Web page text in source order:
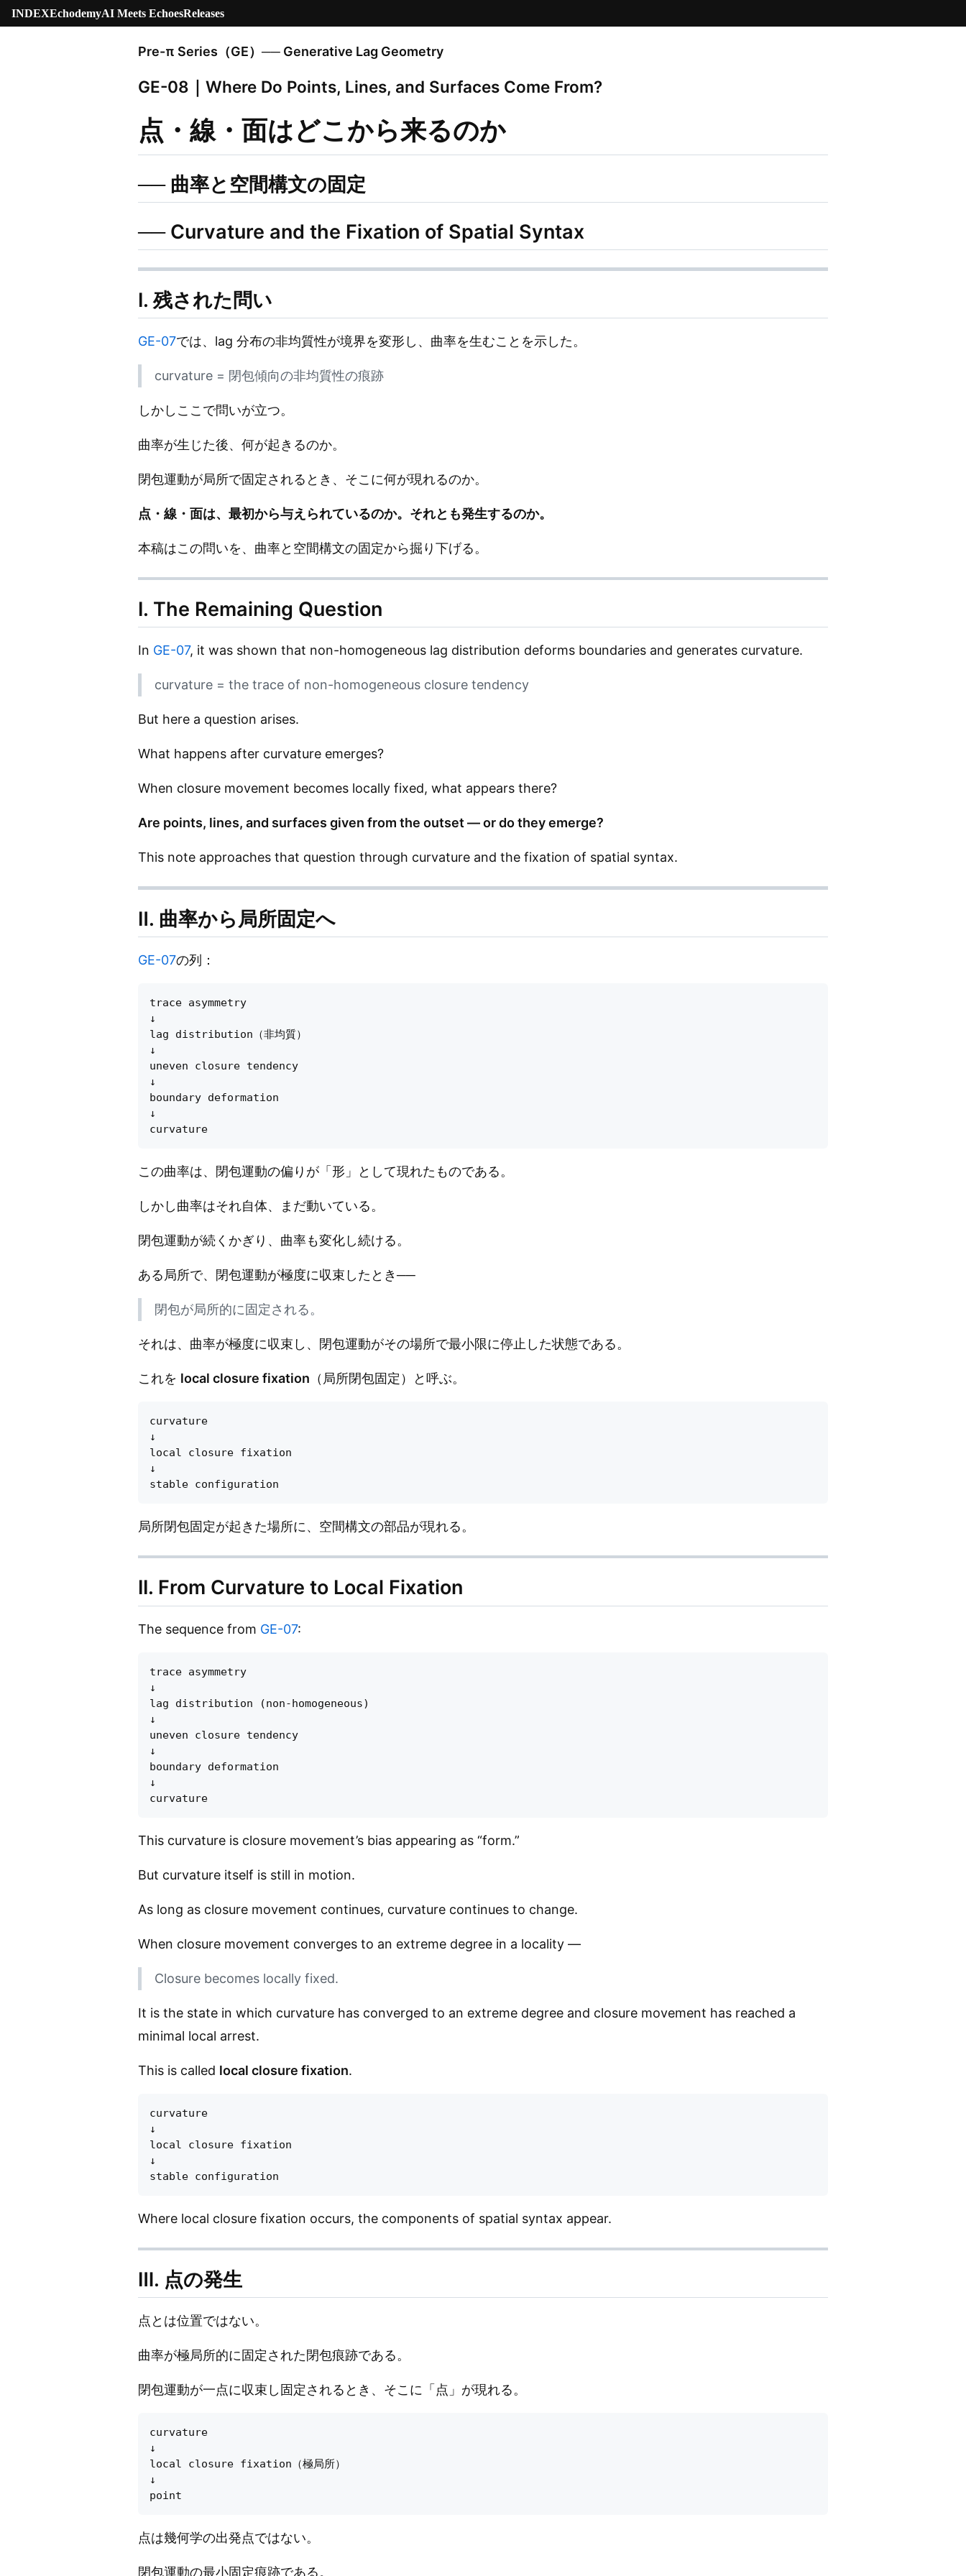
INDEXEchodemyAI Meets EchoesReleases
Pre-π Series（GE）── Generative Lag Geometry
GE-08｜Where Do Points, Lines, and Surfaces Come From?
点・線・面はどこから来るのか
── 曲率と空間構文の固定
── Curvature and the Fixation of Spatial Syntax
Ⅰ. 残された問い
GE-07では、lag 分布の非均質性が境界を変形し、曲率を生むことを示した。
curvature = 閉包傾向の非均質性の痕跡
しかしここで問いが立つ。
曲率が生じた後、何が起きるのか。
閉包運動が局所で固定されるとき、そこに何が現れるのか。
点・線・面は、最初から与えられているのか。それとも発生するのか。
本稿はこの問いを、曲率と空間構文の固定から掘り下げる。
I. The Remaining Question
In GE-07, it was shown that non-homogeneous lag distribution deforms boundaries and generates curvature.
curvature = the trace of non-homogeneous closure tendency
But here a question arises.
What happens after curvature emerges?
When closure movement becomes locally fixed, what appears there?
Are points, lines, and surfaces given from the outset — or do they emerge?
This note approaches that question through curvature and the fixation of spatial syntax.
Ⅱ. 曲率から局所固定へ
GE-07の列：
trace asymmetry
↓
lag distribution（非均質）
↓
uneven closure tendency
↓
boundary deformation
↓
この曲率は、閉包運動の偏りが「形」として現れたものである。
しかし曲率はそれ自体、まだ動いている。
閉包運動が続くかぎり、曲率も変化し続ける。
ある局所で、閉包運動が極度に収束したとき──
閉包が局所的に固定される。
それは、曲率が極度に収束し、閉包運動がその場所で最小限に停止した状態である。
これを local closure fixation （局所閉包固定）と呼ぶ。
curvature
↓
local closure fixation
↓
局所閉包固定が起きた場所に、空間構文の部品が現れる。
II. From Curvature to Local Fixation
The sequence from GE-07:
trace asymmetry
↓
lag distribution (non-homogeneous)
↓
uneven closure tendency
↓
boundary deformation
↓
This curvature is closure movement’s bias appearing as “form.”
But curvature itself is still in motion.
As long as closure movement continues, curvature continues to change.
When closure movement converges to an extreme degree in a locality —
Closure becomes locally fixed.
It is the state in which curvature has converged to an extreme degree and closure movement has reached a
minimal local arrest.
This is called local closure fixation.
curvature
↓
local closure fixation
↓
Where local closure fixation occurs, the components of spatial syntax appear.
Ⅲ. 点の発生
点とは位置ではない。
曲率が極局所的に固定された閉包痕跡である。
閉包運動が一点に収束し固定されるとき、そこに「点」が現れる。
curvature
↓
local closure fixation（極局所）
↓
点は幾何学の出発点ではない。
閉包運動の最小固定痕跡である。